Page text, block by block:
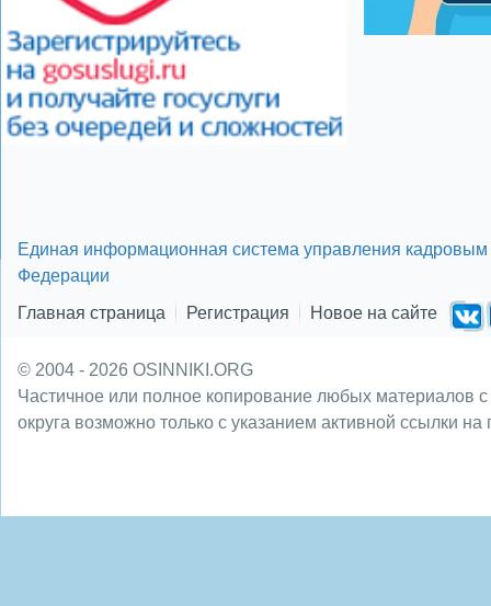
Единая информационная система управления кадровым
Федерации
Главная страница
Регистрация Новое на сайте
© 2004 - 2026 OSINNIKI.ORG
Частичное или полное копирование любых материалов
округа возможно только с указанием активной ссылки на